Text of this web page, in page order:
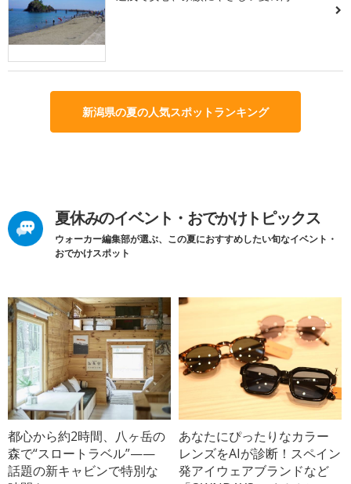
新潟県の夏の人気スポットランキング
夏休みのイベント・おでかけトピックス
ウォーカー編集部が選ぶ、この夏におすすめしたい旬なイベント・
おでかけスポット
都心から約2時間、八ヶ岳の
森で“スロートラベル”——
話題の新キャビンで特別な
あなたにぴったりなカラー
レンズをAIが診断！スペイン
発アイウェアブランドなど